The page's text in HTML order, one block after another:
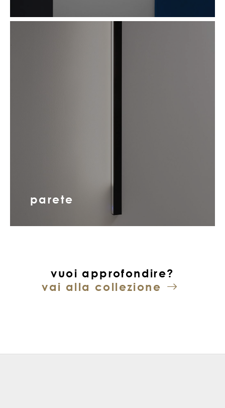
parete
vuoi approfondire?
vai alla collezione